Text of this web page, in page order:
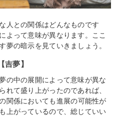
人との関係はどんなものです
よって意味が異なります。ここ
夢の暗示を見ていきましょう。
夢】
の中の展開によって意味が異な
れて盛り上がったのであれば、
関係においても進展の可能性が
上がっているので、総じていい